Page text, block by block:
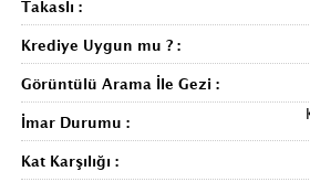
Takaslı :
Krediye Uygun mu ? :
Görüntülü Arama İle Gezi :
İmar Durumu :
Kat Karşılığı :